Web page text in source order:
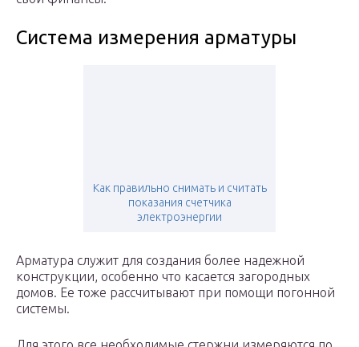
Система измерения арматуры
Как правильно снимать и считать
показания счетчика
электроэнергии
Арматура служит для создания более надежной
конструкции, особенно что касается загородных
домов. Ее тоже рассчитывают при помощи погонной
системы.